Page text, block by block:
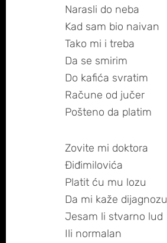
Narasli do neba
Kad sam bio naivan
Tako mi i treba
Da se smirim
Do kafića svratim
Račune od jučer
Pošteno da platim
Zovite mi doktora
Điđimilovića
Platit ću mu lozu
Da mi kaže dijagnozu
Jesam li stvarno lud
Ili normalan